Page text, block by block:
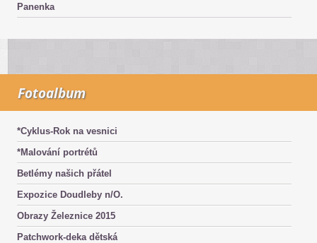
Panenka
Fotoalbum
*Cyklus-Rok na vesnici
*Malování portrétů
Betlémy našich přátel
Expozice Doudleby n/O.
Obrazy Železnice 2015
Patchwork-deka dětská